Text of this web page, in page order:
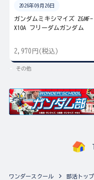
2026年09月26日
ガンダムミキシマイズ ZGMF-
X10A フリーダムガンダム
2,970円(税込)
その他
ワンダースクール 部活トップ